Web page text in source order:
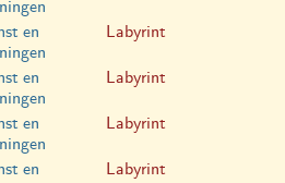
en
Labyrint
en
Labyrint
en
Labyrint
en
Labyrint